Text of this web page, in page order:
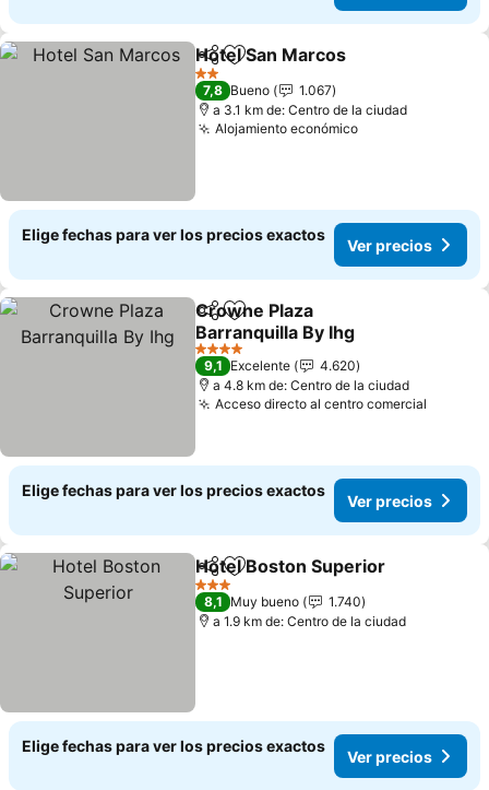
CompartirAgregar a favoritos
Hotel San Marcos
2 Estrellas
7,8 Bueno
1.067
a 3.1 km de: Centro de la ciudad
Alojamiento económico
Elige fechas para ver los precios exactos
Ver precios
CompartirAgregar a favoritos
Crowne Plaza
Barranquilla By Ihg
4 Estrellas
9,1 Excelente
4.620
a 4.8 km de: Centro de la ciudad
Acceso directo al centro comercial
Elige fechas para ver los precios exactos
Ver precios
CompartirAgregar a favoritos
Hotel Boston Superior
3 Estrellas
8,1 Muy bueno
1.740
a 1.9 km de: Centro de la ciudad
Elige fechas para ver los precios exactos
Ver precios